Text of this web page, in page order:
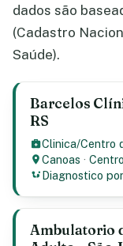
dados são
(Cadastro
Saúde).
Barcelos
RS
Clinica/Centro
Canoas ·Centro
Diagnostico
Ambulatorio